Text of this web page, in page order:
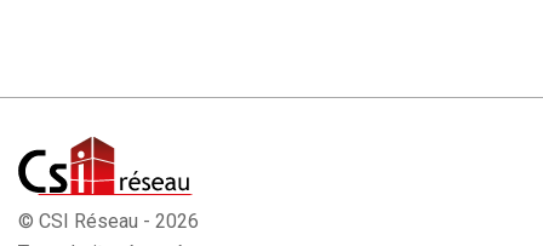
© CSI Réseau - 2026